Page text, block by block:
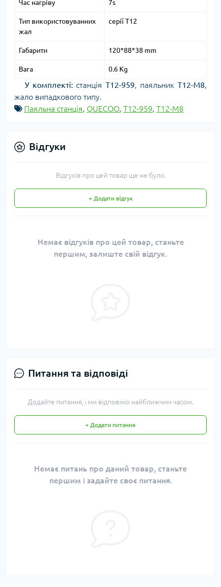
Час нагріву 7s
Тип використовуванних
жал
серії T12
Габарити 120*88*38 mm
Вага 0.6 Kg
У комплекті: станціяT12-959, паяльник T12-M8,
жало випадкового типу.
Паяльна станція, QUECOO, T12-959, T12-M8
Відгуки
Відгуків про цей товар ще не було.
+ Додати відгук
Немає відгуків про цей товар, станьте
першим, залиште свій відгук.
Питання та відповіді
Додайте питання, і ми відповімо найближчим часом.
+ Додати питання
Немає питань про даний товар, станьте
першим і задайте своє питання.